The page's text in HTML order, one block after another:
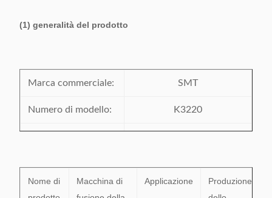
(1) generalità del prodotto
Marca commerciale: SMT
Numero di modello: K3220
Nome di
Macchina di
Applicazione
Produzione